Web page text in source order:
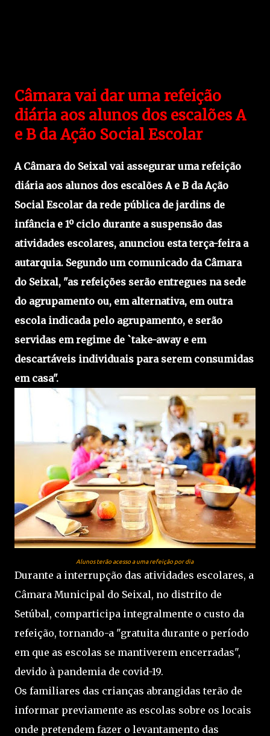
Câmara vai dar uma refeição
diária aos alunos dos escalões A
e B da Ação Social Escolar
A Câmara do Seixal vai assegurar uma refeição
diária aos alunos dos escalões A e B da Ação
Social Escolar da rede pública de jardins de
infância e 1º ciclo durante a suspensão das
atividades escolares, anunciou esta terça-feira a
autarquia. Segundo um comunicado da Câmara
do Seixal, "as refeições serão entregues na sede
do agrupamento ou, em alternativa, em outra
escola indicada pelo agrupamento, e serão
servidas em regime de `take-away e em
descartáveis individuais para serem consumidas
em casa".
Alunos terão acesso a uma refeição por dia
Durante a interrupção das atividades escolares, a
Câmara Municipal do Seixal, no distrito de
Setúbal, comparticipa integralmente o custo da
refeição, tornando-a "gratuita durante o período
em que as escolas se mantiverem encerradas",
devido à pandemia de covid-19.
Os familiares das crianças abrangidas terão de
informar previamente as escolas sobre os locais
onde pretendem fazer o levantamento das